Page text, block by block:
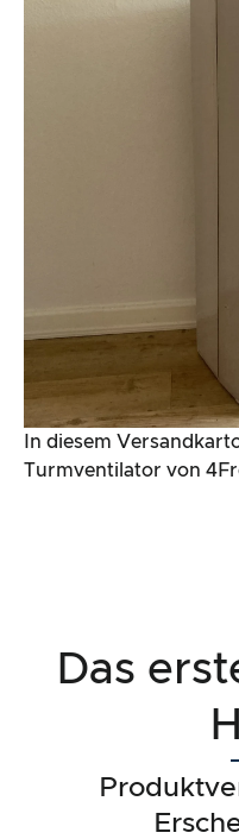
In diesem
Turmventilator von
Das